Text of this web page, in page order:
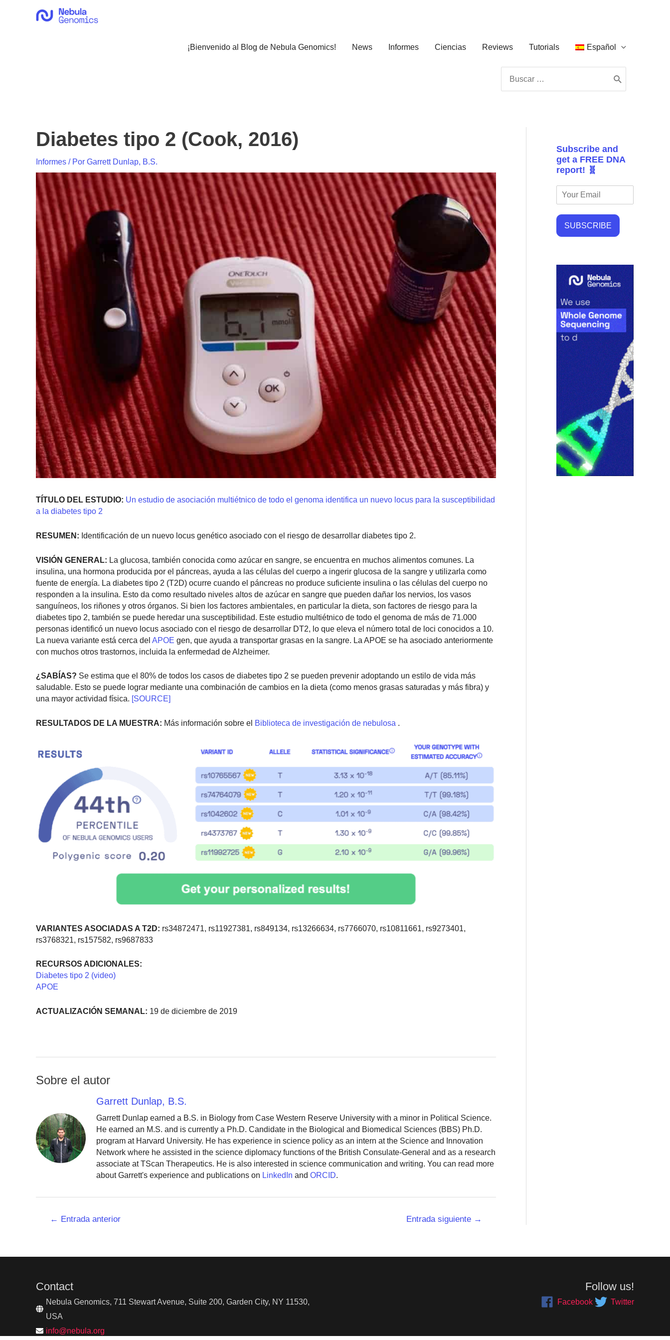
¡Bienvenido al Blog de Nebula Genomics! News Informes Ciencias Reviews Tutorials Español
por:
Diabetes tipo 2 (Cook, 2016)
Informes / Por Garrett Dunlap, B.S.
TÍTULO DEL ESTUDIO: Un estudio de asociación multiétnico de todo el genoma identifica un nuevo locus para la susceptibilidad
a la diabetes tipo 2
RESUMEN: Identificación de un nuevo locus genético asociado con el riesgo de desarrollar diabetes tipo 2.
VISIÓN GENERAL: La glucosa, también conocida como azúcar en sangre, se encuentra en muchos alimentos comunes. La
insulina, una hormona producida por el páncreas, ayuda a las células del cuerpo a ingerir glucosa de la sangre y utilizarla como
fuente de energía. La diabetes tipo 2 (T2D) ocurre cuando el páncreas no produce suficiente insulina o las células del cuerpo no
responden a la insulina. Esto da como resultado niveles altos de azúcar en sangre que pueden dañar los nervios, los vasos
sanguíneos, los riñones y otros órganos. Si bien los factores ambientales, en particular la dieta, son factores de riesgo para la
diabetes tipo 2, también se puede heredar una susceptibilidad. Este estudio multiétnico de todo el genoma de más de 71.000
personas identificó un nuevo locus asociado con el riesgo de desarrollar DT2, lo que eleva el número total de loci conocidos a 10.
La nueva variante está cerca del APOE gen, que ayuda a transportar grasas en la sangre. La APOE se ha asociado anteriormente
con muchos otros trastornos, incluida la enfermedad de Alzheimer.
¿SABÍAS? Se estima que el 80% de todos los casos de diabetes tipo 2 se pueden prevenir adoptando un estilo de vida más
saludable. Esto se puede lograr mediante una combinación de cambios en la dieta (como menos grasas saturadas y más fibra) y
una mayor actividad física. [SOURCE]
RESULTADOS DE LA MUESTRA: Más información sobre el Biblioteca de investigación de nebulosa .
VARIANTES ASOCIADAS A T2D: rs34872471, rs11927381, rs849134, rs13266634, rs7766070, rs10811661, rs9273401,
rs3768321, rs157582, rs9687833
RECURSOS ADICIONALES:
Diabetes tipo 2 (video)
APOE
ACTUALIZACIÓN SEMANAL: 19 de diciembre de 2019
Sobre el autor
Garrett Dunlap, B.S.
Garrett Dunlap earned a B.S. in Biology from Case Western Reserve University with a minor in Political Science.
He earned an M.S. and is currently a Ph.D. Candidate in the Biological and Biomedical Sciences (BBS) Ph.D.
program at Harvard University. He has experience in science policy as an intern at the Science and Innovation
Network where he assisted in the science diplomacy functions of the British Consulate-General and as a research
associate at TScan Therapeutics. He is also interested in science communication and writing. You can read more
about Garrett's experience and publications on LinkedIn andORCID.
Navegación
← Entrada anterior Entrada siguiente →
Subscribe and
get a FREE DNA
report! 🧬
SUBSCRIBE
Contact
Nebula Genomics, 711 Stewart Avenue, Suite 200, Garden City, NY 11530,
USA
info@nebula.org
Follow us!
Facebook Twitter